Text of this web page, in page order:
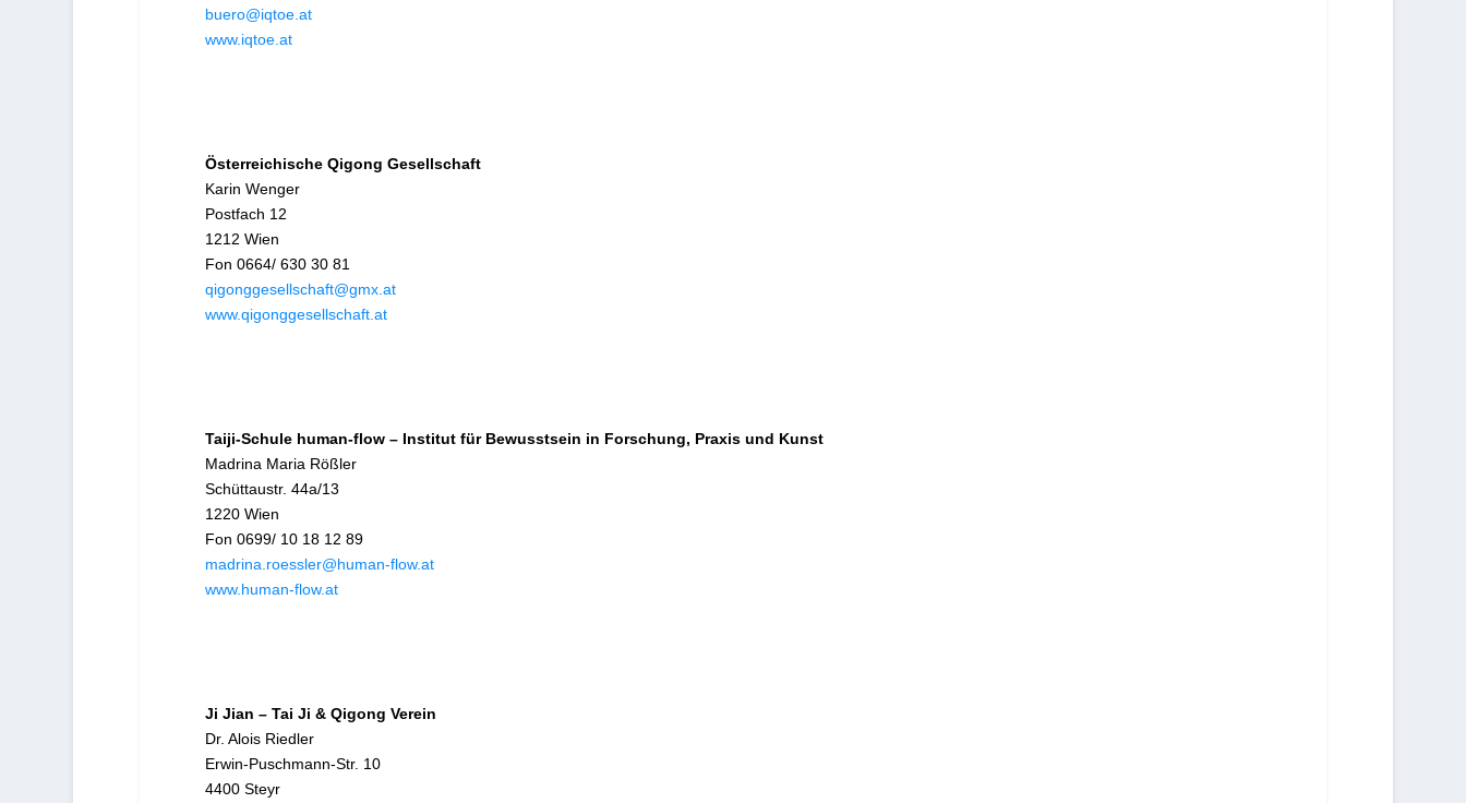
buero@iqtoe.at
www.iqtoe.at
Österreichische Qigong Gesellschaft
Karin Wenger
Postfach 12
1212 Wien
Fon 0664/ 630 30 81
qigonggesellschaft@gmx.at
www.qigonggesellschaft.at
Taiji-Schule human-flow – Institut für Bewusstsein in Forschung, Praxis und Kunst
Madrina Maria Rößler
Schüttaustr. 44a/13
1220 Wien
Fon 0699/ 10 18 12 89
madrina.roessler@human-flow.at
www.human-flow.at
Ji Jian – Tai Ji & Qigong Verein
Dr. Alois Riedler
Erwin-Puschmann-Str. 10
4400 Steyr